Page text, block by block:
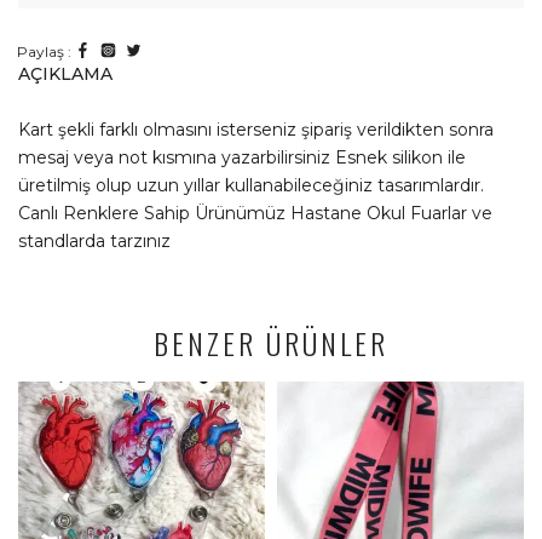
Paylaş :
AÇIKLAMA
Kart şekli farklı olmasını isterseniz şipariş verildikten sonra
mesaj veya not kısmına yazarbilirsiniz Esnek silikon ile
üretilmiş olup uzun yıllar kullanabileceğiniz tasarımlardır.
Canlı Renklere Sahip Ürünümüz Hastane Okul Fuarlar ve
standlarda tarzınız
BENZER ÜRÜNLER